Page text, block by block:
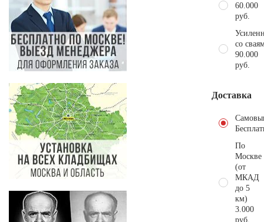
60.000
руб.
со
90.000
руб.
Доставка
По
Москве
(от
МКАД
до 5
км)
3.000
руб.